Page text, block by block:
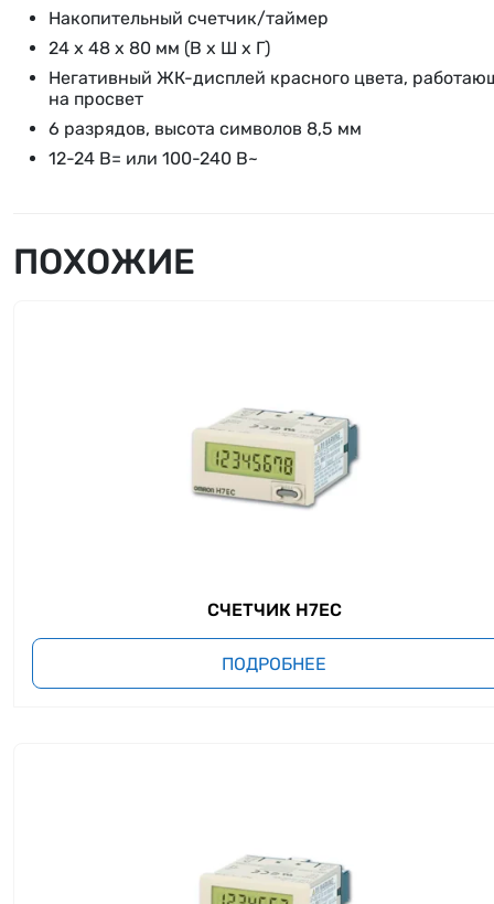
Накопительный счетчик/таймер
24 x 48 x 80 мм (В x Ш x Г)
Негативный ЖК-дисплей красного цвета,
на просвет
6 разрядов, высота символов 8,5 мм
12-24 В= или 100-240 В~
ПОХОЖИЕ
СЧЕТЧИК H7EC
ПОДРОБНЕЕ